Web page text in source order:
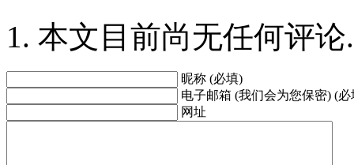
本文目前尚无任何评论.
昵称 (必填)
电子邮箱 (我们会为您保密) (必
网址